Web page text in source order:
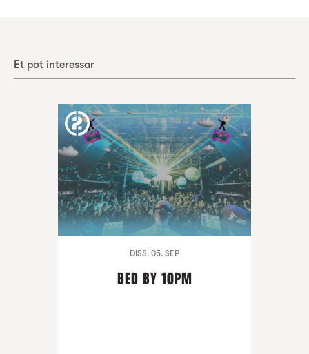
Et pot interessar
DISS. 05. SEP
BED BY 10PM